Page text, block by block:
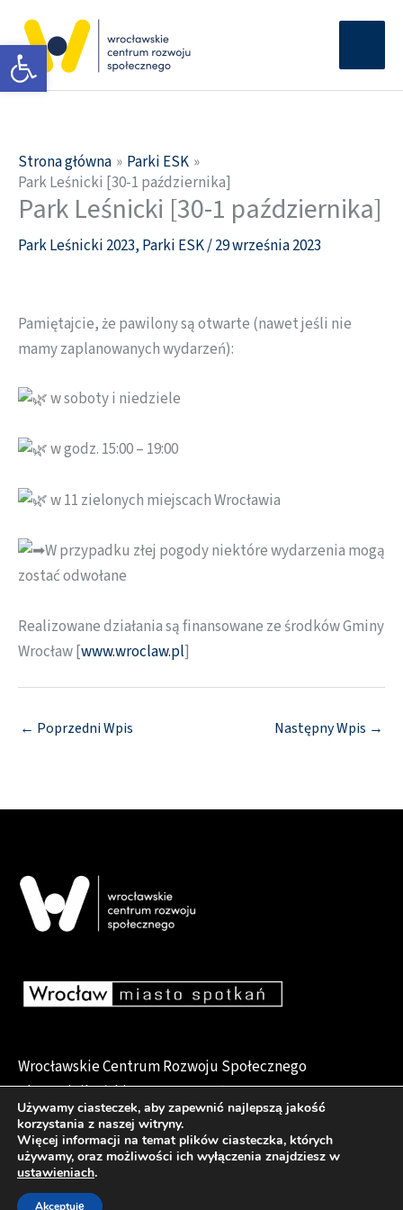
Otwórz pasek narzędzi
treści
Strona główna
Parki ESK
Park Leśnicki [30-1 października]
Park Leśnicki [30-1 października]
Park Leśnicki 2023, Parki ESK/29 września 2023
Pamiętajcie, że pawilony są otwarte (nawet jeśli nie
mamy zaplanowanych wydarzeń):
w soboty i niedziele
w godz. 15:00 – 19:00
w 11 zielonych miejscach Wrocławia
W przypadku złej pogody niektóre wydarzenia mogą
zostać odwołane
Realizowane działania są finansowane ze środków Gminy
Wrocław [www.wroclaw.pl]
← Poprzedni Wpis Następny Wpis →
Wrocławskie Centrum Rozwoju Społecznego
pl. Dominikański 6, 50-159 Wrocław
Deklaracja dostępności
Używamy ciasteczek, aby zapewnić najlepszą jakość
korzystania z naszej witryny.
Więcej informacji na temat plików ciasteczka, których
używamy, oraz możliwości ich wyłączenia znajdziesz w
ustawieniach.
Akceptuję